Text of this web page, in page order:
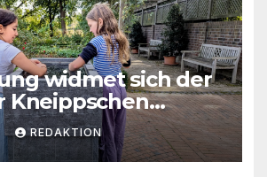
widmet sich der
Kneippschen
REDAKTION